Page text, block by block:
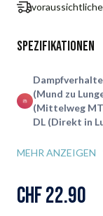
Spezifikationen
(Mund zu
(Mittelweg
DL (Direkt in
MEHR ANZEIGEN
CHF 22.90